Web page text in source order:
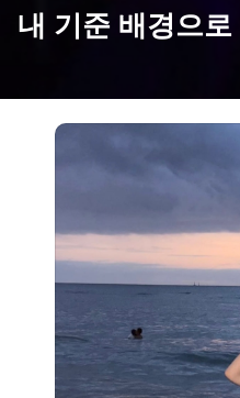
내 기준 배경으